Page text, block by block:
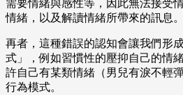
需要情緒與感性等，因此無法接受
情緒，以及解讀情緒所帶來的訊息。
再者，這種錯誤的認知會讓我們形
式」，例如習慣性的壓抑自己的情
許自己有某類情緒（男兒有淚不輕
行為模式。